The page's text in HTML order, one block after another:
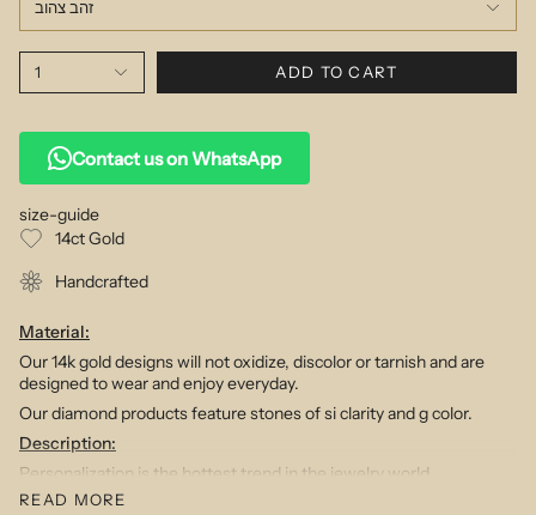
זהב צהוב
1 ADD TO CART
Contact us on WhatsApp
size-guide
14ct Gold
Handcrafted
Material:
Our 14k gold designs will not oxidize, discolor or tarnish and are
designed to wear and enjoy everyday.
Our diamond products feature stones of si clarity and g color.
Description:
Personalization is the hottest trend in the jewelry world.
Combining our delicately proportioned initials with our intricate
READ MORE